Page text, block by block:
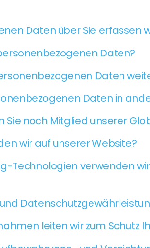
Daten über Sie erfassen
Daten?
Daten
Daten in
Sie noch Mitglied unserer
wir auf unserer Website?
Technologien verwenden
leiten wir zum Schutz